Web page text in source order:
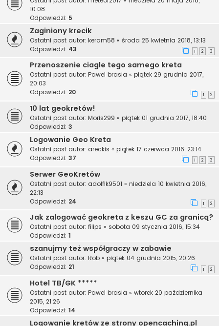
10:08
Odpowiedzi: 5
Zaginiony krecik
Ostatni post autor: keram58 « środa 25 kwietnia 2018, 13:13
Odpowiedzi: 43 1 2 3
Przenoszenie ciagle tego samego kreta
Ostatni post autor: Pawel brasia « piątek 29 grudnia 2017,
20:03
Odpowiedzi: 20 1 2
10 lat geokretów!
Ostatni post autor: Moris299 « piątek 01 grudnia 2017, 18:40
Odpowiedzi: 3
Logowanie Geo Kreta
Ostatni post autor: areckis « piątek 17 czerwca 2016, 23:14
Odpowiedzi: 37 1 2 3
Serwer GeoKretów
Ostatni post autor: adolfik9501 « niedziela 10 kwietnia 2016,
22:13
Odpowiedzi: 24 1 2
Jak zalogować geokreta z keszu GC za granicą?
Ostatni post autor: filips « sobota 09 stycznia 2016, 15:34
Odpowiedzi: 1
szanujmy też współgraczy w zabawie
Ostatni post autor: Rob « piątek 04 grudnia 2015, 20:26
Odpowiedzi: 21 1 2
Hotel TB/GK *****
Ostatni post autor: Pawel brasia « wtorek 20 października
2015, 21:26
Odpowiedzi: 14
Logowanie kretów ze strony opencaching.pl